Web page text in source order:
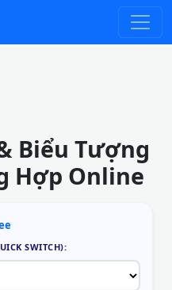
Biểu Tượng
Hợp Online
SWITCH):